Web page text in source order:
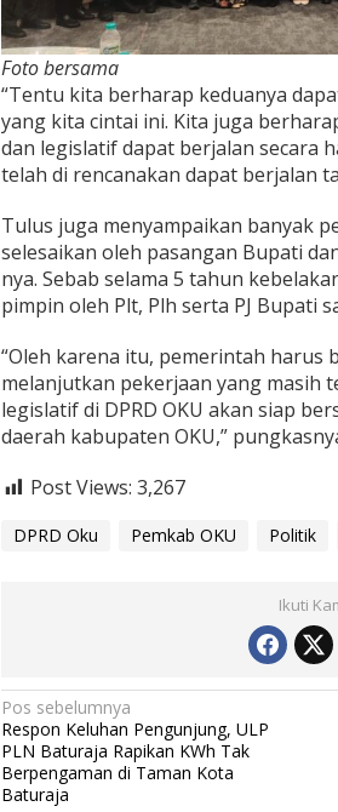
Foto bersama
“Tentu kita berharap keduanya
yang kita cintai ini. Kita juga
dan legislatif dapat berjalan secara
telah di rencanakan dapat berjalan
Tulus juga menyampaikan banyak
selesaikan oleh pasangan Bupati
nya. Sebab selama 5 tahun
pimpin oleh Plt, Plh serta PJ Bupati
“Oleh karena itu, pemerintah harus
melanjutkan pekerjaan yang masih
legislatif di DPRD OKU akan siap
daerah kabupaten OKU,”
Post Views: 3,267
DPRD Oku Pemkab OKU Politik
Ikuti
Navigasi
pos
Pos sebelumnya
Respon Keluhan Pengunjung, ULP
PLN Baturaja Rapikan KWh Tak
Berpengaman di Taman Kota
Baturaja